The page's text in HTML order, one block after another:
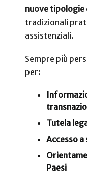
nuove tipologie
tradizionali
assistenziali.
Sempre più
per:
Tutela
Accesso
Paesi